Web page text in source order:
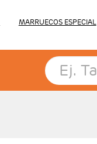
MARRUECOS ESPECIAL